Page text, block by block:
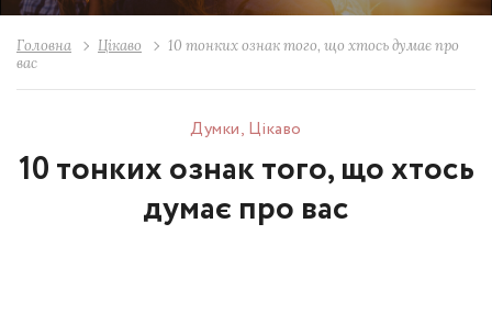
Головна Цікаво
10 тонких ознак того, що хтось думає про
вас
Думки, Цікаво
10 тонких ознак того, що хтось
думає про вас